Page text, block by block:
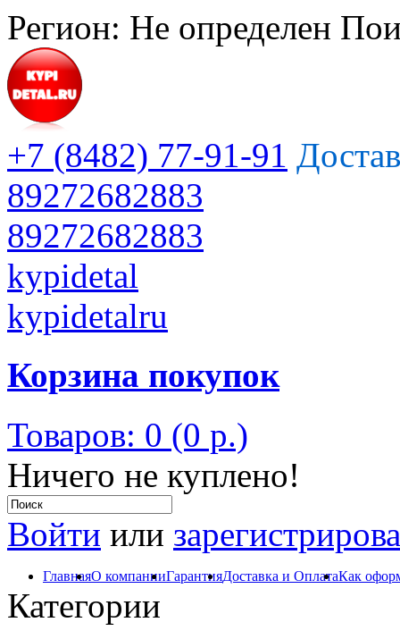
Регион: Не определен
+7 (8482) 77-91-91
89272682883
89272682883
kypidetal
kypidetalru
Корзина покупок
Товаров: 0 (0 р.)
Ничего не куплено!
Войти или
ГлавнаяО компанииГарантияДоставка и ОплатаКак
Категории